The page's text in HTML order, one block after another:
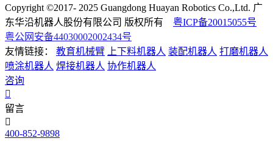
Copyright ©2017- 2025 Guangdong Huayan Robotics Co.,Ltd. 广
东华沿机器人股份有限公司 版权所有 粤ICP备20015055号
粤公网安备44030002002434号
友情链接：
教育机械臂 上下料机器人 装配机器人 打磨机器人
喷涂机器人 焊接机器人 协作机器人
咨询
留言
400-852-9898